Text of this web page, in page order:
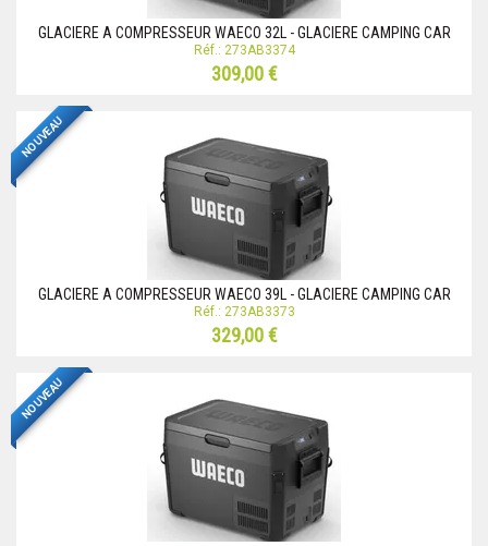
GLACIERE A COMPRESSEUR WAECO 32L - GLACIERE CAMPING CAR
Réf.: 273AB3374
309,00 €
NOUVEAU
GLACIERE A COMPRESSEUR WAECO 39L - GLACIERE CAMPING CAR
Réf.: 273AB3373
329,00 €
NOUVEAU